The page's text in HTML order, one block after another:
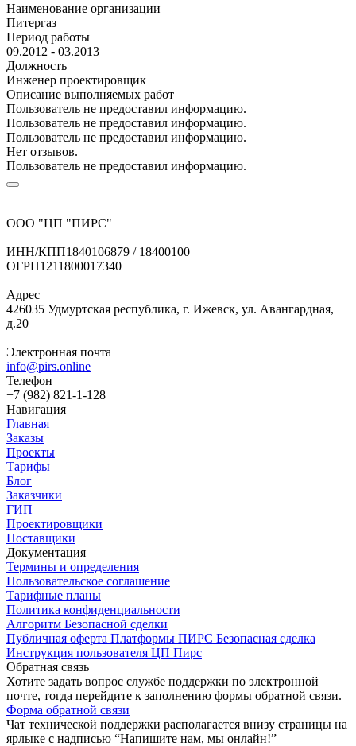
Наименование организации
Питергаз
Период работы
09.2012 - 03.2013
Должность
Инженер проектировщик
Описание выполняемых работ
Пользователь не предоставил информацию.
Пользователь не предоставил информацию.
Пользователь не предоставил информацию.
Нет отзывов.
Пользователь не предоставил информацию.
ООО "ЦП "ПИРС"
ИНН/КПП1840106879 / 18400100
ОГРН1211800017340
Адрес
426035 Удмуртская республика, г. Ижевск, ул. Авангардная,
д.20
Электронная почта
info@pirs.online
Телефон
+7 (982) 821-1-128
Навигация
Главная
Заказы
Проекты
Тарифы
Блог
Заказчики
ГИП
Проектировщики
Поставщики
Документация
Термины и определения
Пользовательское соглашение
Тарифные планы
Политика конфиденциальности
Алгоритм Безопасной сделки
Публичная оферта Платформы ПИРС Безопасная сделка
Инструкция пользователя ЦП Пирс
Обратная связь
Хотите задать вопрос службе поддержки по электронной
почте, тогда перейдите к заполнению формы обратной связи.
Форма обратной связи
Чат технической поддержки располагается внизу страницы на
ярлыке с надписью “Напишите нам, мы онлайн!”